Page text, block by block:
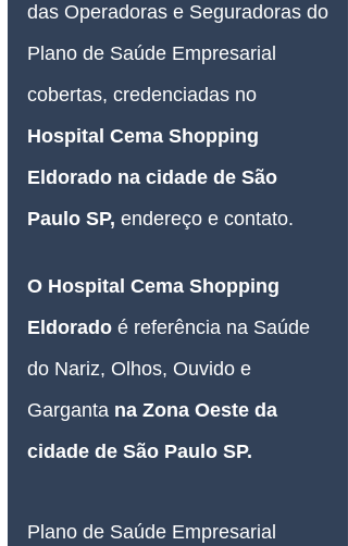
das Operadoras e Seguradoras do
Plano de Saúde Empresarial
cobertas, credenciadas no
Hospital Cema Shopping
Eldorado na cidade de São
Paulo SP, endereço e contato.
O Hospital Cema Shopping
Eldorado é referência na Saúde
do Nariz, Olhos, Ouvido e
Garganta na Zona Oeste da
cidade de São Paulo SP.
Plano de Saúde Empresarial